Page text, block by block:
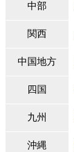
中部
関西
中国地方
四国
九州
沖縄